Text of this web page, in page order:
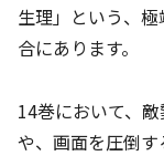
生理」という、
合にあります。
14巻において、
や、画面を圧倒